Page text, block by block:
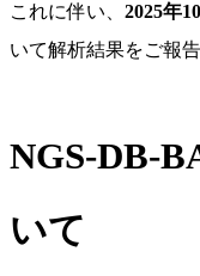
これに伴い、 2025年
いて解析結果をご報
NGS-DB-
いて